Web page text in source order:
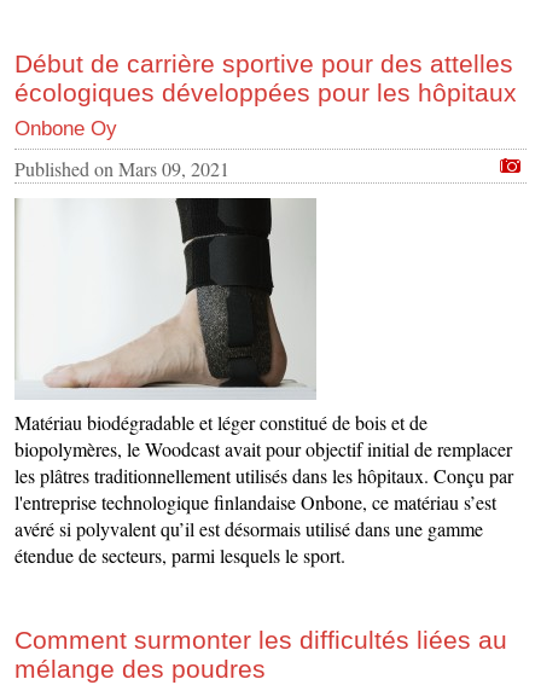
Début de carrière sportive pour des attelles
écologiques développées pour les hôpitaux
Onbone Oy
Published on Mars 09, 2021
Matériau biodégradable et léger constitué de bois et de
biopolymères, le Woodcast avait pour objectif initial de remplacer
les plâtres traditionnellement utilisés dans les hôpitaux. Conçu par
l'entreprise technologique finlandaise Onbone, ce matériau s’est
avéré si polyvalent qu’il est désormais utilisé dans une gamme
étendue de secteurs, parmi lesquels le sport.
Comment surmonter les difficultés liées au
mélange des poudres